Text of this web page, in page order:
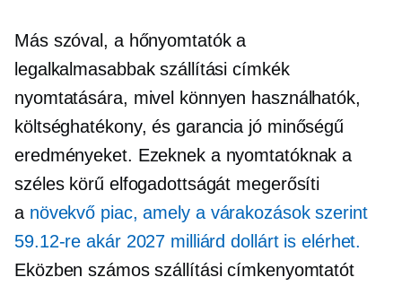
Más szóval, a hőnyomtatók a
legalkalmasabbak szállítási címkék
nyomtatására, mivel könnyen használhatók,
költséghatékony, és garancia jó minőségű
eredményeket. Ezeknek a nyomtatóknak a
széles körű elfogadottságát megerősíti
a növekvő piac, amely a várakozások szerint
59.12-re akár 2027 milliárd dollárt is elérhet.
Eközben számos szállítási címkenyomtatót